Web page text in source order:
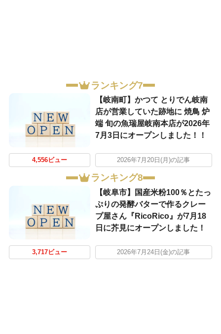
ランキング7
【岐南町】かつて とりでん岐南
店が営業していた跡地に 焼鳥 炉
端 旬の魚瑞屋岐南本店が2026年
7月3日にオープンしました！！
4,556ビュー 2026年7月20日(月)の記事
ランキング8
【岐阜市】国産米粉100％とたっ
ぷりの発酵バターで作るクレー
プ屋さん『RicoRico』が7月18
日に芥見にオープンしました！
3,717ビュー 2026年7月24日(金)の記事